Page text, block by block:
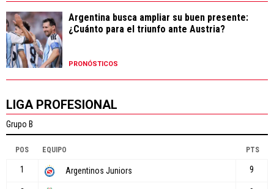
PRONÓSTICOS
LIGA PROFESIONAL